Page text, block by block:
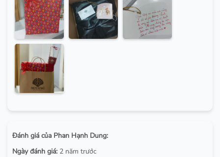
Đánh giá của Phan Hạnh Dung:
Ngày đánh giá: 2 năm trước